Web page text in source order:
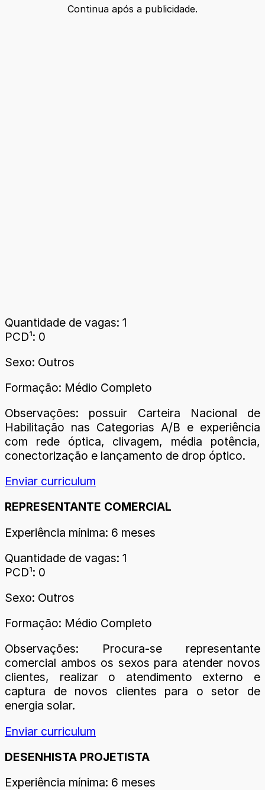
Continua após a publicidade.
Quantidade de vagas: 1
PCD¹: 0
Sexo: Outros
Formação: Médio Completo
Observações: possuir Carteira Nacional de
Habilitação nas Categorias A/B e experiência
com rede óptica, clivagem, média potência,
conectorização e lançamento de drop óptico.
Enviar curriculum
REPRESENTANTE COMERCIAL
Experiência mínima: 6 meses
Quantidade de vagas: 1
PCD¹: 0
Sexo: Outros
Formação: Médio Completo
Observações: Procura-se representante
comercial ambos os sexos para atender novos
clientes, realizar o atendimento externo e
captura de novos clientes para o setor de
energia solar.
Enviar curriculum
DESENHISTA PROJETISTA
Experiência mínima: 6 meses